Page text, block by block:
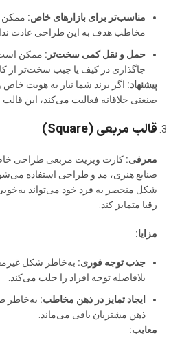
مناسب‌تر برای بازارهای خاص: ممکن
مخاطب هدف به این طراحی عادت
حمل و نقل کمی سخت‌تر: ممکن
جاگذاری در کیف یا جیب سخت‌تر از
پیشنهاد: اگر برند شما نیاز به هویت خاص
صنعتی خلاقانه فعالیت می‌کند، این
قالب مربعی (Square)
معرفی: کارت ویزیت مربعی طراحی
صنایع هنری، مد و طراحی استفاده
شکل منحصر به فرد خود می‌تواند به‌خوبی
رقبا متمایز کند.
مزایا:
جذب توجه فوری: به‌خاطر شکل
بلافاصله توجه افراد را جلب می‌کند.
ایجاد تمایز در ذهن مخاطب: به‌خاطر
ذهن مشتریان باقی می‌ماند.
معایب: